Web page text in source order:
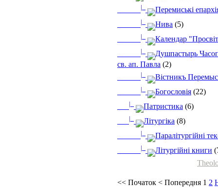
<< Початок < Попередня 1 2
|_ Перемиські
|_ Нива (5)
|_ Календар
|_
Душпастырь
св. ап. Павла (2)
|_ Вістникъ
|_ Богословія (22)
|_ Патристика (6)
|_ Літургіка (8)
|_ Паралітургійні
|_ Літургійні книги